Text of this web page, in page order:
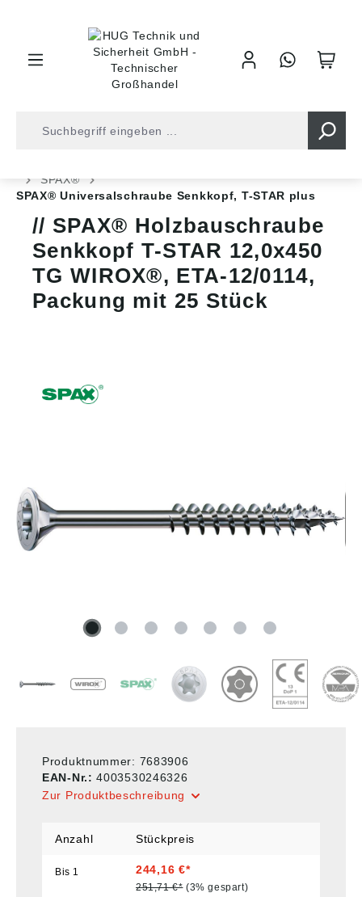
SPAX®
SPAX® Universalschraube Senkkopf, T-STAR plus
SPAX® Holzbauschraube
Senkkopf T-STAR 12,0x450
TG WIROX®, ETA-12/0114,
Packung mit 25 Stück
Produktnummer: 7683906
EAN-Nr.:4003530246326
Zur Produktbeschreibung
Anzahl Stückpreis
Bis 1 244,16 €*
251,71 €* (3% gespart)